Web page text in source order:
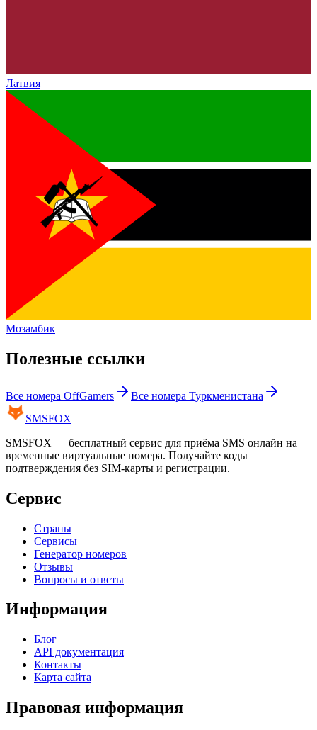
Латвия
Мозамбик
Полезные ссылки
Все номера OffGamers Все номера Туркменистана
SMSFOX
SMSFOX — бесплатный сервис для приёма SMS онлайн на
временные виртуальные номера. Получайте коды
подтверждения без SIM-карты и регистрации.
Сервис
Страны
Сервисы
Генератор номеров
Отзывы
Вопросы и ответы
Информация
Блог
API документация
Контакты
Карта сайта
Правовая информация